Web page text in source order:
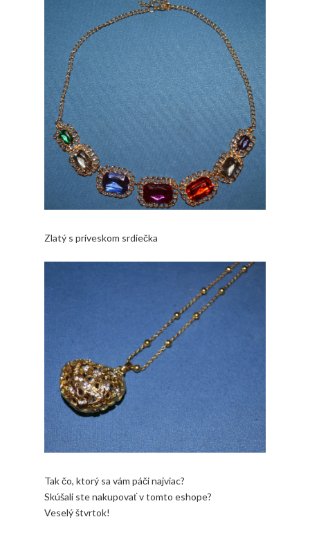
Zlatý s príveskom srdiečka
Tak čo, ktorý sa vám páči najviac?
Skúšali ste nakupovať v tomto eshope?
Veselý štvrtok!